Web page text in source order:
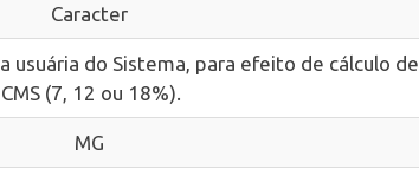
Caracter
usuária do Sistema, para efeito de cálculo de
(7, 12 ou 18%).
MG